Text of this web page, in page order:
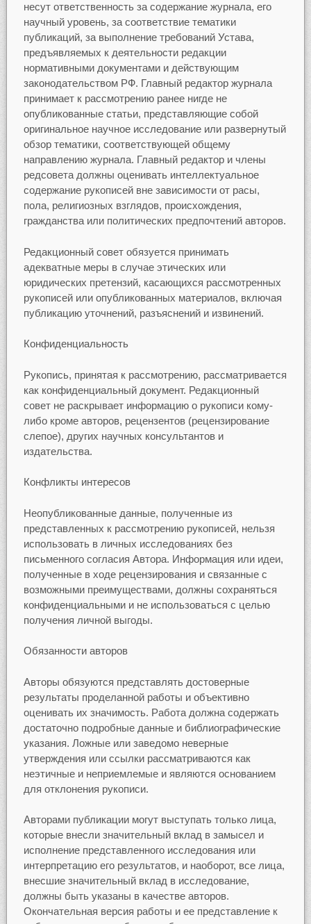
несут ответственность за содержание журнала, его
научный уровень, за соответствие тематики
публикаций, за выполнение требований Устава,
предъявляемых к деятельности редакции
нормативными документами и действующим
законодательством РФ. Главный редактор журнала
принимает к рассмотрению ранее нигде не
опубликованные статьи, представляющие собой
оригинальное научное исследование или развернутый
обзор тематики, соответствующей общему
направлению журнала. Главный редактор и члены
редсовета должны оценивать интеллектуальное
содержание рукописей вне зависимости от расы,
пола, религиозных взглядов, происхождения,
гражданства или политических предпочтений авторов.
Редакционный совет обязуется принимать
адекватные меры в случае этических или
юридических претензий, касающихся рассмотренных
рукописей или опубликованных материалов, включая
публикацию уточнений, разъяснений и извинений.
Конфиденциальность
Рукопись, принятая к рассмотрению, рассматривается
как конфиденциальный документ. Редакционный
совет не раскрывает информацию о рукописи кому-
либо кроме авторов, рецензентов (рецензирование
слепое), других научных консультантов и
издательства.
Конфликты интересов
Неопубликованные данные, полученные из
представленных к рассмотрению рукописей, нельзя
использовать в личных исследованиях без
письменного согласия Автора. Информация или идеи,
полученные в ходе рецензирования и связанные с
возможными преимуществами, должны сохраняться
конфиденциальными и не использоваться с целью
получения личной выгоды.
Обязанности авторов
Авторы обязуются представлять достоверные
результаты проделанной работы и объективно
оценивать их значимость. Работа должна содержать
достаточно подробные данные и библиографические
указания. Ложные или заведомо неверные
утверждения или ссылки рассматриваются как
неэтичные и неприемлемые и являются основанием
для отклонения рукописи.
Авторами публикации могут выступать только лица,
которые внесли значительный вклад в замысел и
исполнение представленного исследования или
интерпретацию его результатов, и наоборот, все лица,
внесшие значительный вклад в исследование,
должны быть указаны в качестве авторов.
Окончательная версия работы и ее представление к